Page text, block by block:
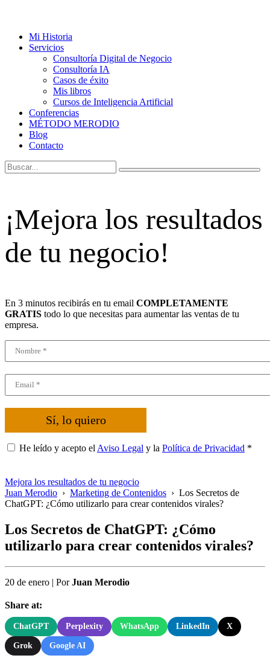
Mi Historia
Servicios
Consultoría Digital de Negocio
Consultoría IA
Casos de éxito
Mis libros
Cursos de Inteligencia Artificial
Conferencias
MÉTODO MERODIO
Blog
Contacto
¡Mejora los resultados
de tu negocio!
En 3 minutos recibirás en tu email COMPLETAMENTE
GRATIS todo lo que necesitas para aumentar las ventas de tu
empresa.
Sí, lo quiero
He leído y acepto el Aviso Legal y la Política de Privacidad *
Mejora los resultados de tu negocio
Juan Merodio › Marketing de Contenidos › Los Secretos de
ChatGPT: ¿Cómo utilizarlo para crear contenidos virales?
Los Secretos de ChatGPT: ¿Cómo
utilizarlo para crear contenidos virales?
20 de enero | PorJuan Merodio
Share at:
ChatGPT Perplexity WhatsApp LinkedIn X
Grok Google AI